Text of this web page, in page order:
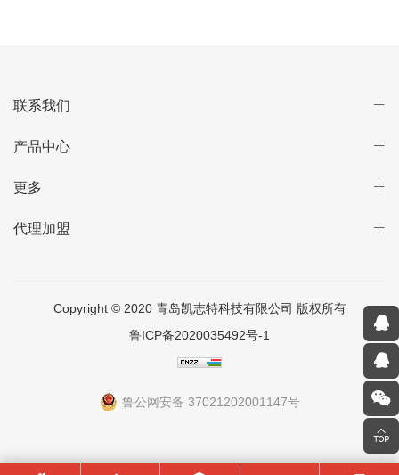
联系我们
产品中心
更多
代理加盟
Copyright © 2020 青岛凯志特科技有限公司 版权所有
鲁ICP备2020035492号-1
鲁公网安备 37021202001147号